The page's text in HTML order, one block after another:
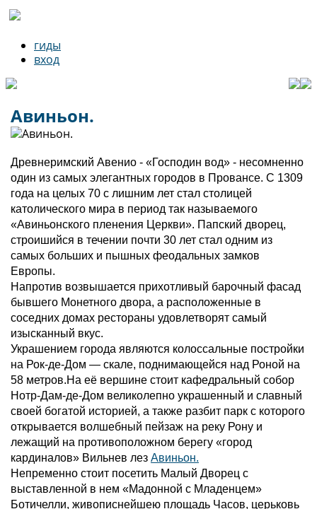
гиды
вход
Авиньон.
Древнеримский Авенио - «Господин вод» - несомненно
один из самых элегантных городов в Провансе. С 1309
года на целых 70 с лишним лет стал столицей
католического мира в период так называемого
«Авиньонского пленения Церкви». Папский дворец,
строишийся в течении почти 30 лет стал одним из
самых больших и пышных феодальных замков
Европы.
Напротив возвышается прихотливый барочный фасад
бывшего Монетного двора, а расположенные в
соседних домах рестораны удовлетворят самый
изысканный вкус.
Украшениeм города являются колоссальные постройки
на Рок-де-Дом — скале, поднимающейся над Роной на
58 метров.На её вершине стоит кафедральный собор
Нотр-Дам-де-Дом великолепно украшенный и славный
своей богатой историей, а также разбит парк с которого
открывается волшебный пейзаж на реку Рону и
лежащий на противоположном берегу «город
кардиналов» Вильнев лез Авиньон.
Непременно стоит посетить Малый Дворец с
выставленной в нем «Мадонной с Младенцем»
Ботичелли, живописнейшею площадь Часов, церьковь